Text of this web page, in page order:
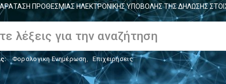
ΠΡΟΘΕΣΜΙΑΣ ΗΛΕΚΤΡΟΝΙΚΗΣ ΥΠΟΒΟΛΗΣ ΤΗΣ ΔΗΛΩΣΗΣ
Φορολογικη Ενημέρωση, Επιχειρήσεις